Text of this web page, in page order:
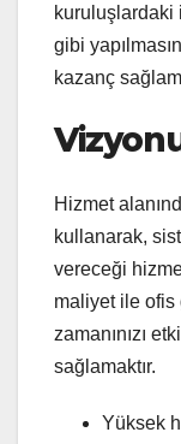
kuruluşlardaki
gibi
kazanç
Hizmet
kullanarak,
vereceği
maliyet ile ofis
zamanınızı
sağlamaktır.
Yüksek